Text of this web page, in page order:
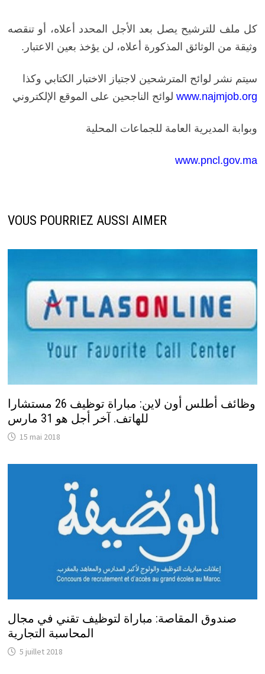
كل ملف للترشيح يصل بعد الأجل المحدد أعلاه، أو تنقصه
وثيقة من الوثائق المذكورة أعلاه، لن يؤخذ بعين الاعتبار.
سيتم نشر لوائح المترشحين لاجتياز الاختبار الكتابي وكذا
لوائح الناجحين على الموقع الإلكترونيwww.najmjob.org
وبوابة المديرية العامة للجماعات المحلية
www.pncl.gov.ma
VOUS POURRIEZ AUSSI AIMER
وظائف أطلس أون لاين: مباراة توظيف 26 مستشارا
للهاتف. آخر أجل هو 31 مارس
15 mai 2018
صندوق المقاصة: مباراة لتوظيف تقني في مجال
المحاسبة التجارية
5 juillet 2018